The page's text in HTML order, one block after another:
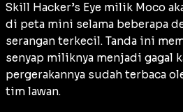
Skill Hacker’s Eye milik Moco
di peta mini selama beberapa
serangan terkecil. Tanda ini
senyap miliknya menjadi gagal
pergerakannya sudah terbaca
tim lawan.